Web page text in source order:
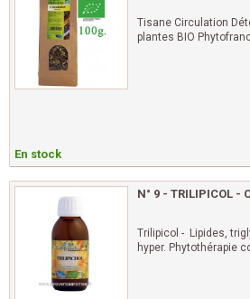
Tisane Circulation
plantes BIO
En stock
N° 9 - TRILIPICOL -
Trilipicol - Lipides,
hyper. Phytothérapie